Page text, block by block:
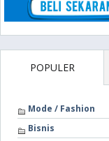
POPULER
Mode / Fashion
Bisnis